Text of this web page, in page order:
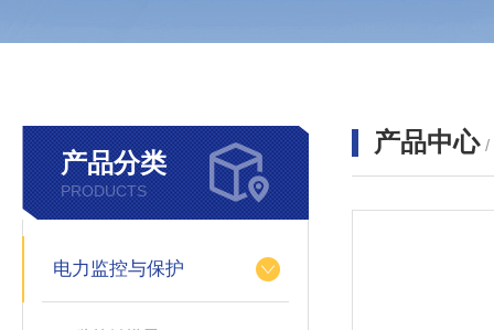
产品分类
PRODUCTS
电力监控与保护
产品中心 /